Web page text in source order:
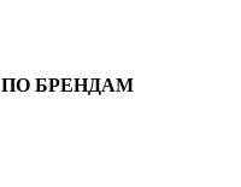
ПО БРЕНДАМ